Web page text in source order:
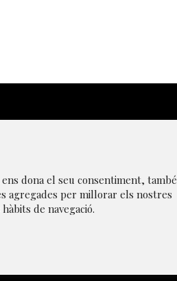
dona el seu consentiment, també
agregades per millorar els nostres
de navegació.